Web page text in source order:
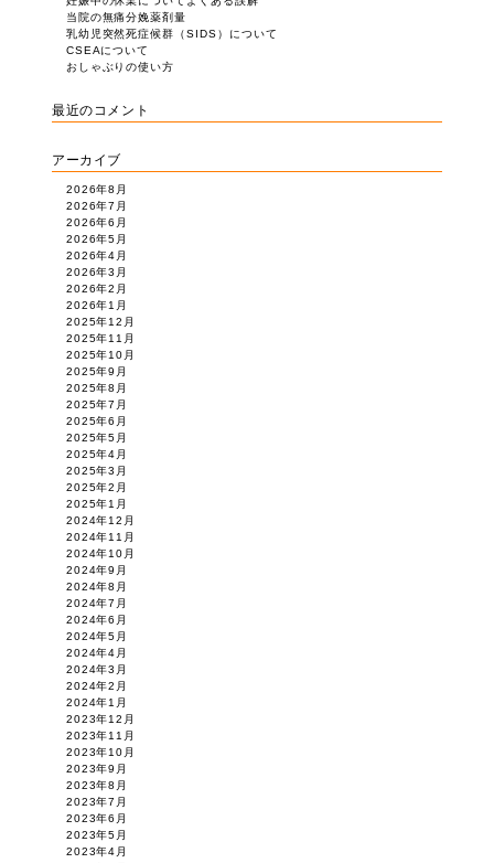
当院の無痛分娩薬剤量
乳幼児突然死症候群（SIDS）について
CSEAについて
おしゃぶりの使い方
最近のコメント
アーカイブ
2026年8月
2026年7月
2026年6月
2026年5月
2026年4月
2026年3月
2026年2月
2026年1月
2025年12月
2025年11月
2025年10月
2025年9月
2025年8月
2025年7月
2025年6月
2025年5月
2025年4月
2025年3月
2025年2月
2025年1月
2024年12月
2024年11月
2024年10月
2024年9月
2024年8月
2024年7月
2024年6月
2024年5月
2024年4月
2024年3月
2024年2月
2024年1月
2023年12月
2023年11月
2023年10月
2023年9月
2023年8月
2023年7月
2023年6月
2023年5月
2023年4月